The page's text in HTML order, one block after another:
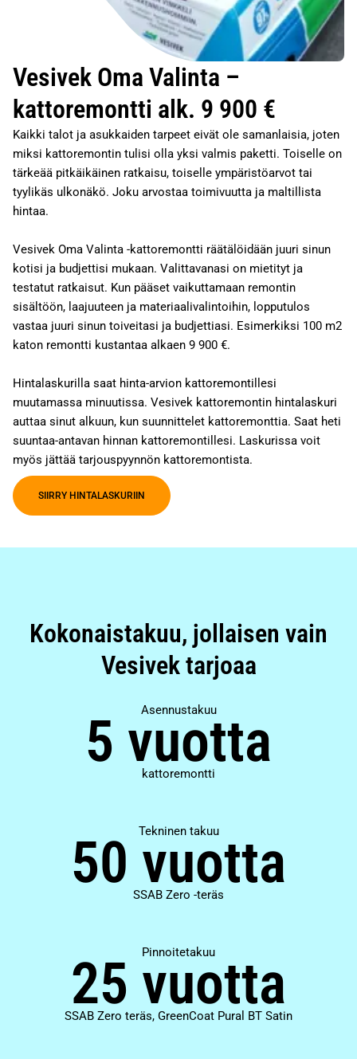
Vesivek Oma Valinta –
kattoremontti alk. 9 900 €
Kaikki talot ja asukkaiden tarpeet eivät ole samanlaisia, joten
miksi kattoremontin tulisi olla yksi valmis paketti. Toiselle on
tärkeää pitkäikäinen ratkaisu, toiselle ympäristöarvot tai
tyylikäs ulkonäkö. Joku arvostaa toimivuutta ja maltillista
hintaa.
Vesivek Oma Valinta -kattoremontti räätälöidään juuri sinun
kotisi ja budjettisi mukaan. Valittavanasi on mietityt ja
testatut ratkaisut. Kun pääset vaikuttamaan remontin
sisältöön, laajuuteen ja materiaalivalintoihin, lopputulos
vastaa juuri sinun toiveitasi ja budjettiasi. Esimerkiksi 100 m2
katon remontti kustantaa alkaen 9 900 €.
Hintalaskurilla saat hinta-arvion kattoremontillesi
muutamassa minuutissa. Vesivek kattoremontin hintalaskuri
auttaa sinut alkuun, kun suunnittelet kattoremonttia. Saat heti
suuntaa-antavan hinnan kattoremontillesi. Laskurissa voit
myös jättää tarjouspyynnön kattoremontista.
SIIRRY HINTALASKURIIN
Kokonaistakuu, jollaisen vain
Vesivek tarjoaa
Asennustakuu
5 vuotta
kattoremontti
Tekninen takuu
50 vuotta
SSAB Zero -teräs
Pinnoitetakuu
25 vuotta
SSAB Zero teräs, GreenCoat Pural BT Satin